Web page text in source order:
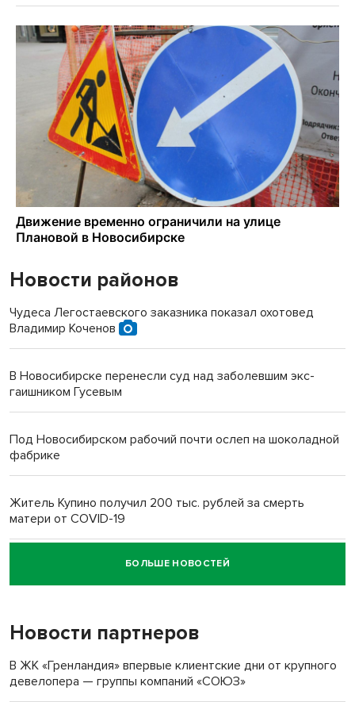
Новости районов
Чудеса Легостаевского заказника показал охотовед
Владимир Коченов
В Новосибирске перенесли суд над заболевшим экс-
гаишником Гусевым
Под Новосибирском рабочий почти ослеп на шоколадной
фабрике
Житель Купино получил 200 тыс. рублей за смерть
матери от COVID-19
Новосибирский суд наказал водителя за смерть
пенсионерки на вокзале
«Мы живём на пастбище!»: в новосибирском селе лошади
терроризируют жителей
Инвалид получил условный срок за избиение врачей
БОЛЬШЕ НОВОСТЕЙ
Новости партнеров
В ЖК «Гренландия» впервые клиентские дни от крупного
девелопера — группы компаний «СОЮЗ»